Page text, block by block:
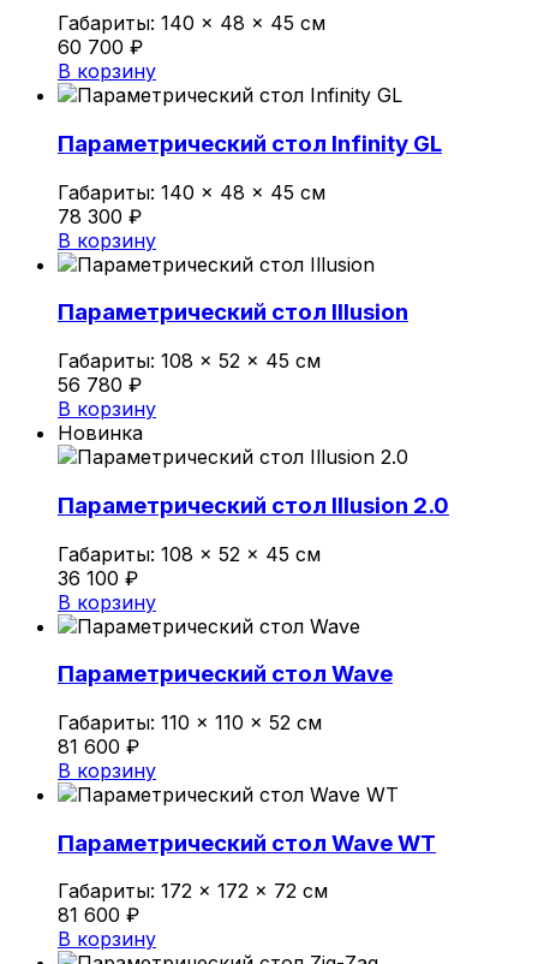
Политика конфиденциальности
0
В корзине нет товаров.
Габариты: 140 × 48 × 45 см
60 700 ₽
В корзину
Параметрический стол Infinity GL
Габариты: 140 × 48 × 45 см
78 300 ₽
В корзину
Параметрический стол Illusion
Габариты: 108 × 52 × 45 см
56 780 ₽
В корзину
Новинка
Параметрический стол Illusion 2.0
Габариты: 108 × 52 × 45 см
36 100 ₽
В корзину
Параметрический стол Wave
Габариты: 110 × 110 × 52 см
81 600 ₽
В корзину
Параметрический стол Wave WT
Габариты: 172 × 172 × 72 см
81 600 ₽
В корзину